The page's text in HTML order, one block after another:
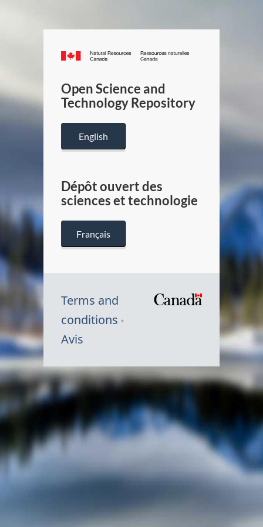
Canada.ca
/
Canada
Open Science and
Technology Repository
English
Dépôt ouvert des
sciences et technologie
Français
Terms and
conditions
Avis
Symbole
du
Canada